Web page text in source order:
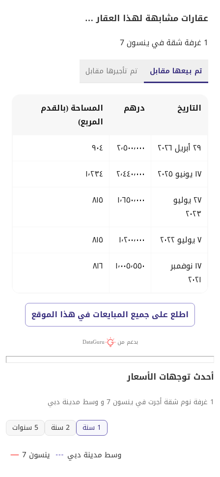
عقارات مشابهة لهذا العقار …
1 غرفة شقة في ينسون 7
تم بيعها مقابل تم تأجيرها مقابل
التاريخ درهم
المساحة (بالقدم
المربع)
٢٩ أبريل ٢٠٢٦
٢٬٥٠٠٬٠٠٠
٩٠٤
١٧ يونيو ٢٠٢٥
٢٬٤٤٠٬٠٠٠
١٬٢٣٤
٢٧ يوليو
٢٠٢٣
١٬٦٥٠٬٠٠٠ ٨١٥
٧ يوليو ٢٠٢٢ ١٬٢٠٠٬٠٠٠
٨١٥
١٧ نوفمبر
٢٠٢١
١٬٠٠٥٬٥٥٠ ٨١٦
اطلع على جميع المبايعات في هذا الموقع
بدعم من DataGuru
أحدث توجهات الأسعار
1 غرفة نوم شقة أجرت في ينسون 7 و وسط مدينة دبي
1 سنة
2 سنة 5 سنوات
ينسون 7 وسط مدينة دبي